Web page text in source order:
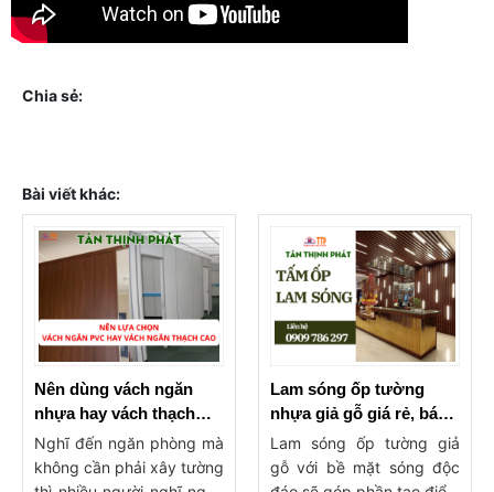
Chia sẻ:
Bài viết khác:
Nên dùng vách ngăn
nhựa hay vách thạch
cao ngăn phòng?
Nghĩ đến ngăn phòng mà
không cần phải xây tường
Lam sóng ốp tường
nhựa giả gỗ giá rẻ, báo
giá lam ốp tường, trần
Lam sóng ốp tường giả
gỗ với bề mặt sóng độc